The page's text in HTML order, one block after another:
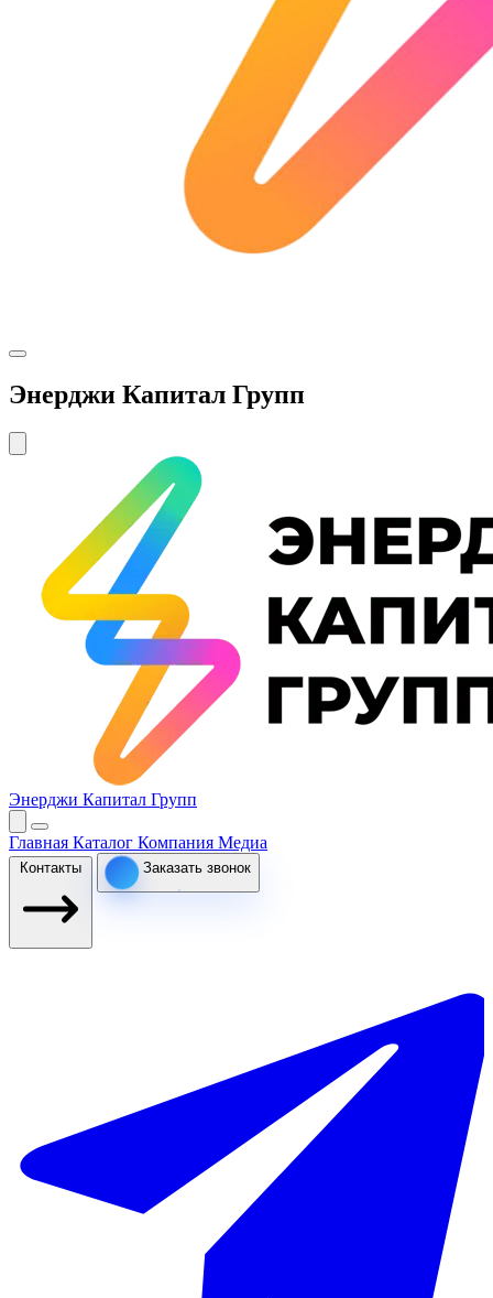
Энерджи Капитал Групп
Энерджи Капитал Групп
Главная Каталог Компания Медиа
Контакты Заказать звонок